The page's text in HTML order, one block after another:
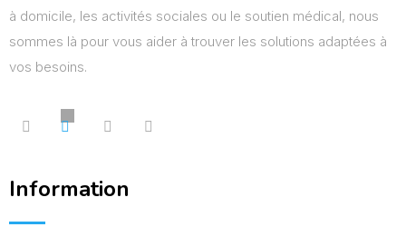
à domicile, les activités sociales ou le soutien médical, nous
sommes là pour vous aider à trouver les solutions adaptées à
vos besoins.
Information